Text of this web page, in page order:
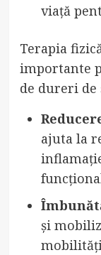
viață
Terapia
importante
de dureri de
ajuta la
și